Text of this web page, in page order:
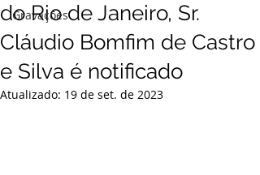
Gravações
do Rio de Janeiro, Sr.
Cláudio Bomfim de Castro
e Silva é notificado
Atualizado: 19 de set. de 2023